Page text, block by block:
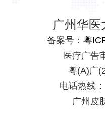
广州华
备案号： 粤
医疗广告
粤(A)广
电话热线
广州皮